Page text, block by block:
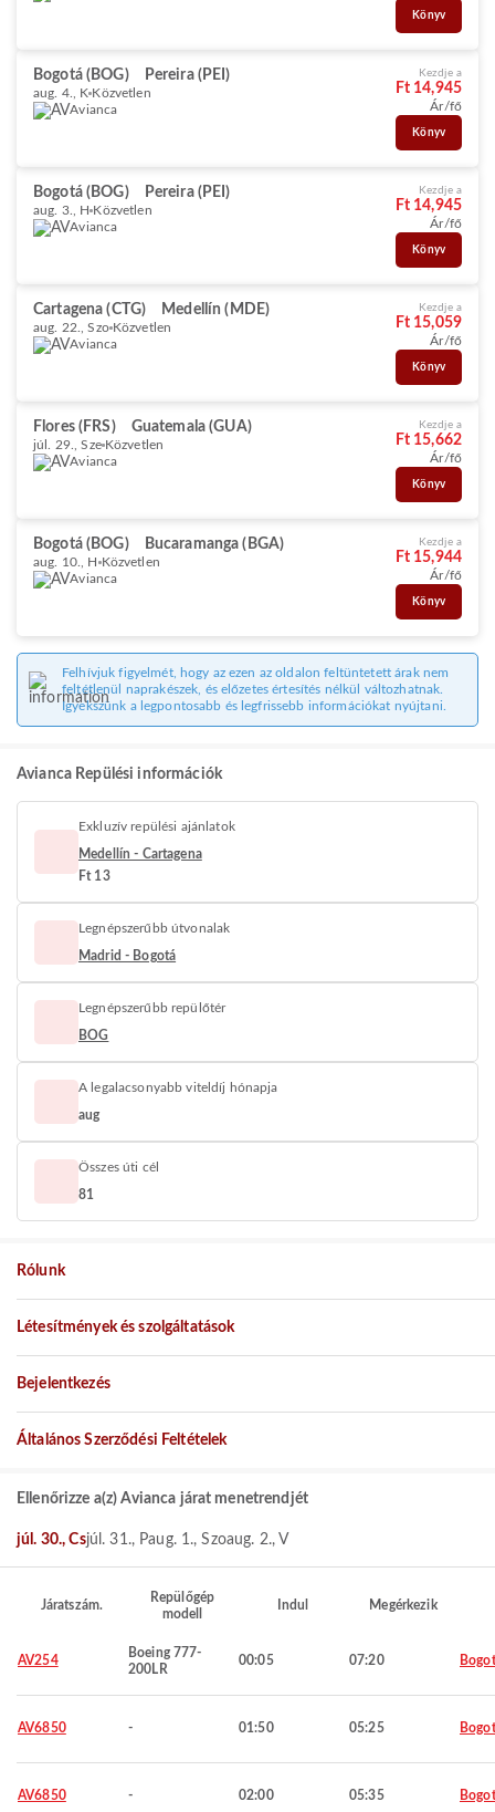
Könyv
Bogotá (BOG) Pereira (PEI)
aug. 4., K Közvetlen
Avianca
Kezdje a
Ft 14,945
Ár/fő
Könyv
Bogotá (BOG) Pereira (PEI)
aug. 3., H Közvetlen
Avianca
Kezdje a
Ft 14,945
Ár/fő
Könyv
Cartagena (CTG) Medellín (MDE)
aug. 22., Szo Közvetlen
Avianca
Kezdje a
Ft 15,059
Ár/fő
Könyv
Flores (FRS) Guatemala (GUA)
júl. 29., Sze Közvetlen
Avianca
Kezdje a
Ft 15,662
Ár/fő
Könyv
Bogotá (BOG) Bucaramanga (BGA)
aug. 10., H Közvetlen
Avianca
Kezdje a
Ft 15,944
Ár/fő
Könyv
Felhívjuk figyelmét, hogy az ezen az oldalon feltüntetett árak nem
feltétlenül naprakészek, és előzetes értesítés nélkül változhatnak.
Igyekszünk a legpontosabb és legfrissebb információkat nyújtani.
Avianca Repülési információk
Exkluzív repülési ajánlatok
Medellín - Cartagena
Ft 13
Legnépszerűbb útvonalak
Madrid - Bogotá
Legnépszerűbb repülőtér
BOG
A legalacsonyabb viteldíj hónapja
aug
Összes úti cél
81
Rólunk
Létesítmények és szolgáltatások
Bejelentkezés
Általános Szerződési Feltételek
Ellenőrizze a(z) Avianca járat menetrendjét
júl. 30., Csjúl. 31., Paug. 1., Szoaug. 2., V
Járatszám.
Repülőgép
modell
Indul Megérkezik
AV254
Boeing 777-
200LR
00:05 07:20
AV6850 - 01:50 05:25
AV6850 - 02:00 05:35